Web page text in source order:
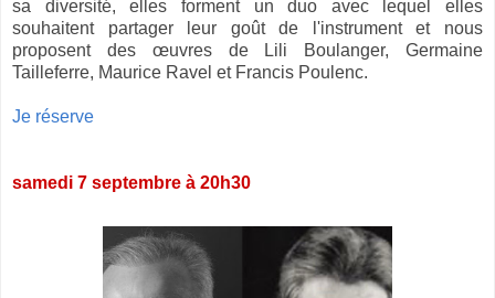
sa diversité, elles forment un duo avec lequel elles
souhaitent partager leur goût de l'instrument et nous
proposent des œuvres de Lili Boulanger, Germaine
Tailleferre, Maurice Ravel et Francis Poulenc.
Je réserve
samedi 7 septembre à 20h30